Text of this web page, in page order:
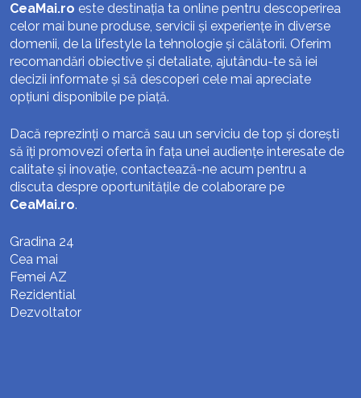
CeaMai.ro este destinația ta online pentru descoperirea
celor mai bune produse, servicii și experiențe în diverse
domenii, de la lifestyle la tehnologie și călătorii. Oferim
recomandări obiective și detaliate, ajutându-te să iei
decizii informate și să descoperi cele mai apreciate
opțiuni disponibile pe piață.
Dacă reprezinți o marcă sau un serviciu de top și dorești
să îți promovezi oferta în fața unei audiențe interesate de
calitate și inovație, contactează-ne acum pentru a
discuta despre oportunitățile de colaborare pe
CeaMai.ro.
Gradina 24
Cea mai
Femei AZ
Rezidential
Dezvoltator